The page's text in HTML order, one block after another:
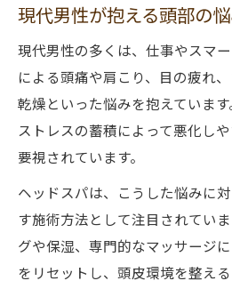
有水ヘッドスパと無水
肩こりや眼精疲労を和らげ
ヘッドスパが肩こり・
新潟のヘッドスパ施術
専門店のヘッドスパで
ション
シャンプー込ヘッドス
男性におすすめのヘッ
ヘッドスパと脳洗浄の違い
ヘッドスパと脳洗浄の
現代男性が抱える頭部の
現代男性の多くは、仕事やスマ
による頭痛や肩こり、目の疲れ
乾燥といった悩みを抱えていま
ストレスの蓄積によって悪化し
要視されています。
ヘッドスパは、こうした悩みに
す施術方法として注目されてい
グや保湿、専門的なマッサージ
をリセットし、頭皮環境を整える